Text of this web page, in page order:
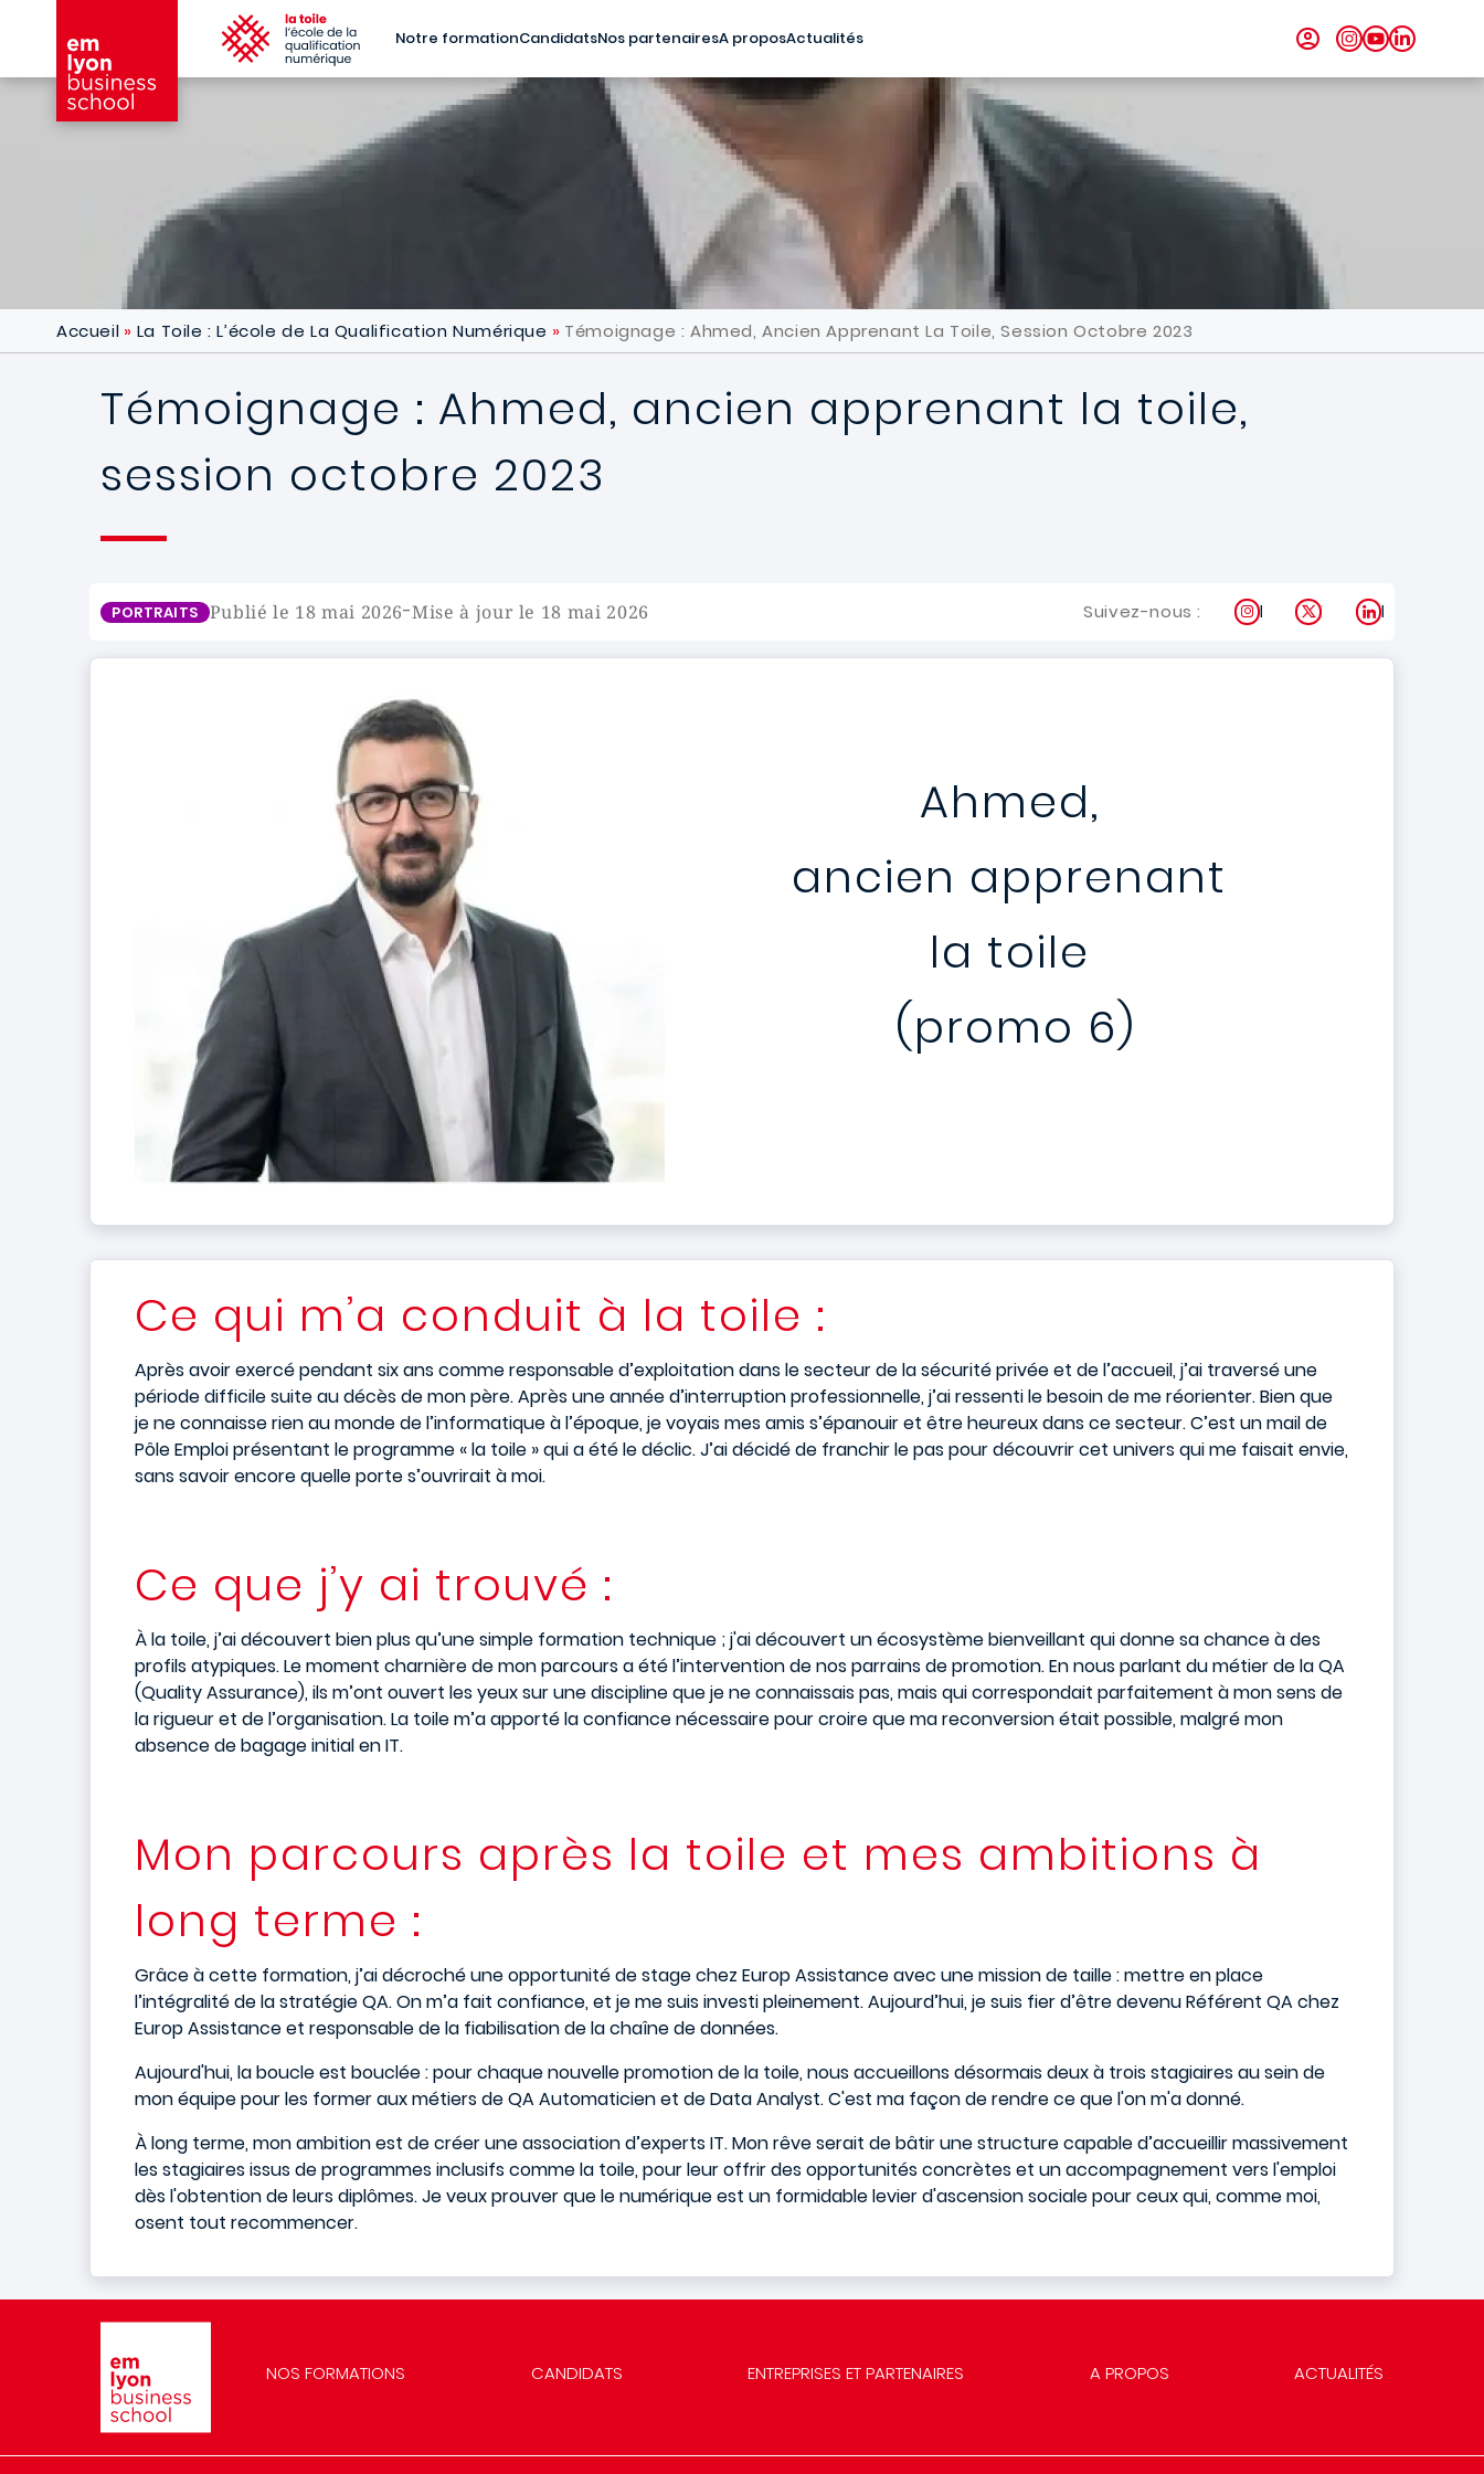
[la toile] Top menu
Notre formationCandidatsNos partenairesA proposActualités
Accueil La Toile : L’école de La Qualification Numérique Témoignage : Ahmed, Ancien Apprenant La Toile, Session Octobre 2023
Témoignage : Ahmed, ancien apprenant la toile,
session octobre 2023
PORTRAITS Publié le 18 mai 2026-Mise à jour le 18 mai 2026 Suivez-nous : Instagram
X LinkedIn
Ahmed,
ancien apprenant
la toile
(promo 6)
Ce qui m’a conduit à la toile :
Après avoir exercé pendant six ans comme responsable d’exploitation dans le secteur de la sécurité privée et de l’accueil, j’ai traversé une
période difficile suite au décès de mon père. Après une année d’interruption professionnelle, j’ai ressenti le besoin de me réorienter. Bien que
je ne connaisse rien au monde de l’informatique à l’époque, je voyais mes amis s’épanouir et être heureux dans ce secteur. C’est un mail de
Pôle Emploi présentant le programme « la toile » qui a été le déclic. J’ai décidé de franchir le pas pour découvrir cet univers qui me faisait envie,
sans savoir encore quelle porte s’ouvrirait à moi.
Ce que j’y ai trouvé :
À la toile, j’ai découvert bien plus qu’une simple formation technique ; j'ai découvert un écosystème bienveillant qui donne sa chance à des
profils atypiques. Le moment charnière de mon parcours a été l’intervention de nos parrains de promotion. En nous parlant du métier de la QA
(Quality Assurance), ils m’ont ouvert les yeux sur une discipline que je ne connaissais pas, mais qui correspondait parfaitement à mon sens de
la rigueur et de l’organisation. La toile m’a apporté la confiance nécessaire pour croire que ma reconversion était possible, malgré mon
absence de bagage initial en IT.
Mon parcours après la toile et mes ambitions à
long terme :
Grâce à cette formation, j’ai décroché une opportunité de stage chez Europ Assistance avec une mission de taille : mettre en place
l’intégralité de la stratégie QA. On m’a fait confiance, et je me suis investi pleinement. Aujourd’hui, je suis fier d’être devenu Référent QA chez
Europ Assistance et responsable de la fiabilisation de la chaîne de données.
Aujourd'hui, la boucle est bouclée : pour chaque nouvelle promotion de la toile, nous accueillons désormais deux à trois stagiaires au sein de
mon équipe pour les former aux métiers de QA Automaticien et de Data Analyst. C'est ma façon de rendre ce que l'on m'a donné.
À long terme, mon ambition est de créer une association d’experts IT. Mon rêve serait de bâtir une structure capable d’accueillir massivement
les stagiaires issus de programmes inclusifs comme la toile, pour leur offrir des opportunités concrètes et un accompagnement vers l'emploi
dès l'obtention de leurs diplômes. Je veux prouver que le numérique est un formidable levier d'ascension sociale pour ceux qui, comme moi,
osent tout recommencer.
NOS FORMATIONS CANDIDATS ENTREPRISES ET PARTENAIRES A PROPOS ACTUALITÉS